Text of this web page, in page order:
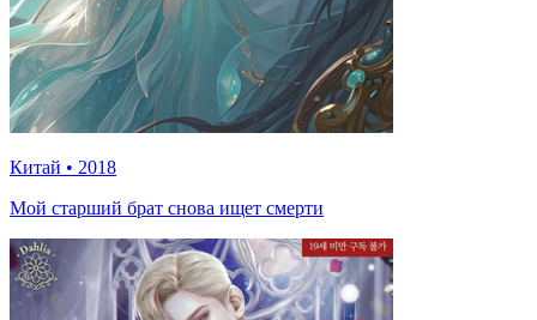
Китай • 2018
Мой старший брат снова ищет смерти